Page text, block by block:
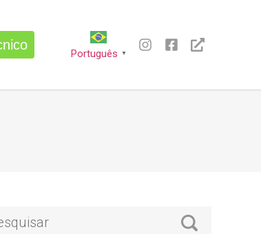
Português ▼